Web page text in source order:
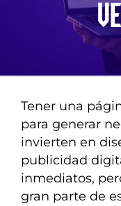
Tener una
para generar
invierten en
publicidad
inmediatos,
gran parte de